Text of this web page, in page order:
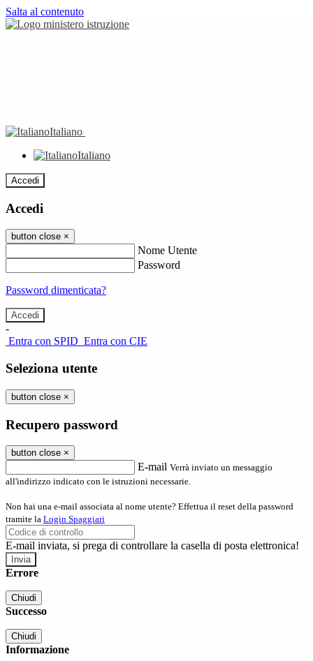
Salta al contenuto
Italiano
Italiano
Accedi
Accedi
button close ×
Nome Utente
Password
Password dimenticata?
-
Entra con SPID Entra con CIE
Seleziona utente
button close ×
Recupero password
button close ×
E-mail Verrà inviato un messaggio
all'indirizzo indicato con le istruzioni necessarie.
Non hai una e-mail associata al nome utente? Effettua il reset della password
tramite la Login Spaggiari
E-mail inviata, si prega di controllare la casella di posta elettronica!
Errore
Chiudi
Successo
Chiudi
Informazione